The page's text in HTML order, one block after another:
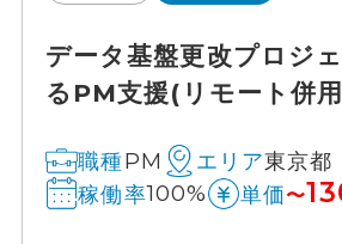
データ基盤更改プロジ
るPM支援(リモート併
職種PM エリア東京都
稼働率100% 単価〜